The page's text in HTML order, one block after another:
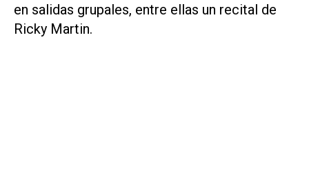
en salidas grupales, entre ellas un recital de
Ricky Martin.